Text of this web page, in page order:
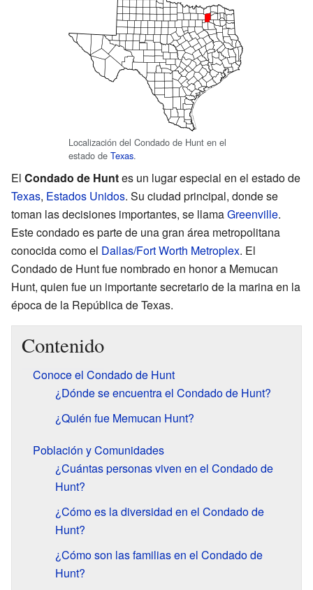
Localización del Condado de Hunt en el
estado de Texas.
El Condado de Huntes un lugar especial en el estado de
Texas, Estados Unidos. Su ciudad principal, donde se
toman las decisiones importantes, se llamaGreenville.
Este condado es parte de una gran área metropolitana
conocida como el Dallas/Fort Worth Metroplex. El
Condado de Hunt fue nombrado en honor a Memucan
Hunt, quien fue un importante secretario de la marina en la
época de la República de Texas.
Contenido
Conoce el Condado de Hunt
¿Dónde se encuentra el Condado de Hunt?
¿Quién fue Memucan Hunt?
Población y Comunidades
¿Cuántas personas viven en el Condado de
Hunt?
¿Cómo es la diversidad en el Condado de
Hunt?
¿Cómo son las familias en el Condado de
Hunt?